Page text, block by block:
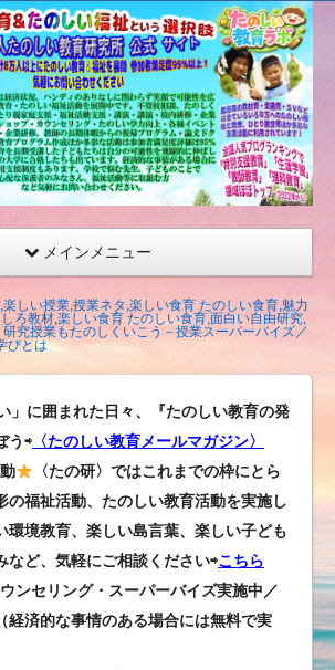
メインメニュー
しい授業,授業ネタ,楽しい食育 たのしい食育,魅力
ろ教材,楽しい食育 たのしい食育,面白い自由研究,
研究授業もたのしくいこう－授業スーパーバイズ／
びとは
」に囲まれた日々、『たのしい教育の発
う⇨ 〈たのしい教育メールマガジン〉
〈たの研〉ではこれまでの枠にとら
の福祉活動、たのしい教育活動を実施し
環境教育、楽しい島言葉、楽しい子ども
など、気軽にご相談ください⇨こちら
ンセリング・スーパーバイズ実施中／
経済的な事情のある場合には無料で実